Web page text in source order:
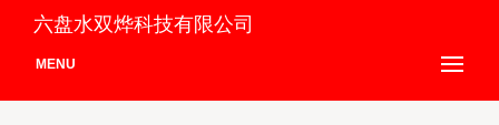
六盘水双烨科技有限公司
MENU